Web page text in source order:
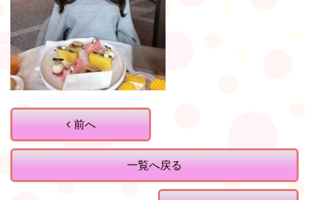
前へ
一覧へ戻る